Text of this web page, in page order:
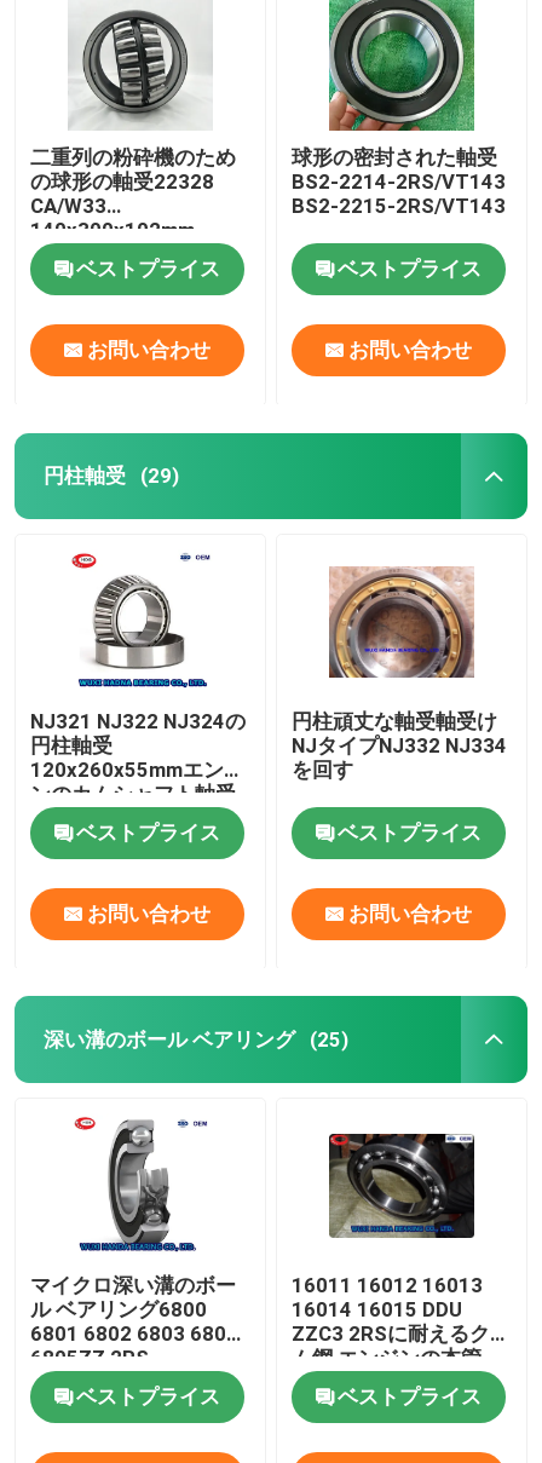
二重列の粉砕機のため
の球形の軸受22328
CA/W33
140x300x102mm
ベストプライス
お問い合わせ
球形の密封された軸受
BS2-2214-2RS/VT143
BS2-2215-2RS/VT143
ベストプライス
お問い合わせ
円柱軸受 (29)
NJ321 NJ322 NJ324の
円柱軸受
120x260x55mmエンジ
ンのカムシャフト軸受
け
ベストプライス
お問い合わせ
円柱頑丈な軸受軸受け
NJタイプNJ332 NJ334
を回す
ベストプライス
お問い合わせ
深い溝のボール ベアリング (25)
マイクロ深い溝のボー
ル ベアリング6800
6801 6802 6803 6804
6805ZZ 2RS
ベストプライス
16011 16012 16013
16014 16015 DDU
ZZC3 2RSに耐えるクロ
ム鋼 エンジンの本管
ベストプライス